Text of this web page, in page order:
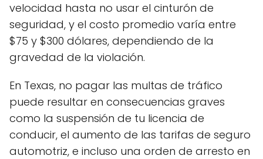
velocidad hasta no usar el cinturón de
seguridad, y el costo promedio varía entre
$75 y $300 dólares, dependiendo de la
gravedad de la violación.
En Texas, no pagar las multas de tráfico
puede resultar en consecuencias graves
como la suspensión de tu licencia de
conducir, el aumento de las tarifas de seguro
automotriz, e incluso una orden de arresto en